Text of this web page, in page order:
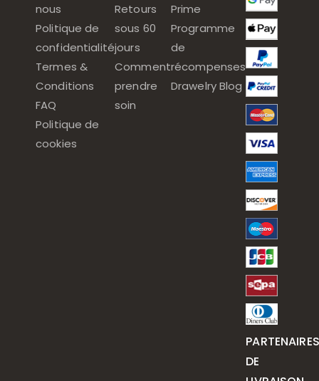
nous
Politique de
confidentialité
Termes &
Conditions
FAQ
Politique de
cookies
Retours
sous 60
jours
Comment
prendre
soin
Prime
Programme
de
récompenses
Drawelry Blog
PARTENAIRES
DE